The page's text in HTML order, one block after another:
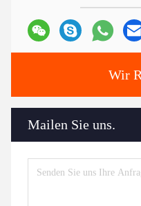
Wir
Mailen Sie uns.